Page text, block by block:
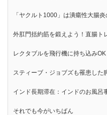
「ヤクルト1000」は潰瘍性大腸
外肛門括約筋を鍛えよう！直腸ト
レクタブルを飛行機に持ち込みOK
スティーブ・ジョブズも罹患した
インド長期滞在：インドのお風呂
それでも今がいちばん